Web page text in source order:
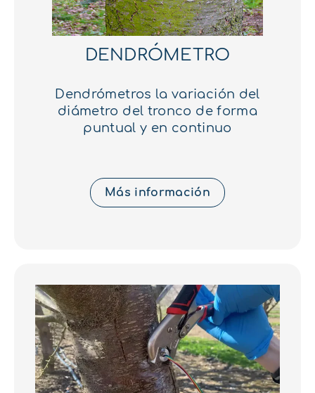
DENDRÓMETRO
Dendrómetros la variación del
diámetro del tronco de forma
puntual y en continuo
Más información